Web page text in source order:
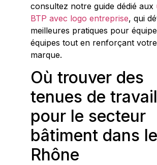
consultez notre guide dédié aux
BTP avec logo entreprise, qui
meilleures pratiques pour
équipes tout en renforçant
marque.
Où trouver des
tenues de travail
pour le secteur
bâtiment dans le
Rhône